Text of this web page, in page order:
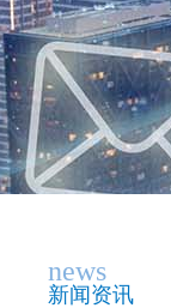
news
新闻资讯